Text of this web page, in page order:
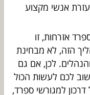
אנשי מקצוע
אזרחות, זו
הזה, לא מבחינת
לכן, אם גם
לכם לעשות הכול
למגורשי ספרד,